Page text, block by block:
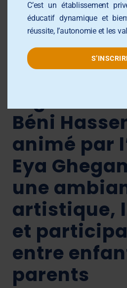
Retour en
sur l’atelier
Béni
animé par
Eya
une
artistique,
et
entre
parents
C’est un établissement
éducatif dynamique et
réussite, l’autonomie et les